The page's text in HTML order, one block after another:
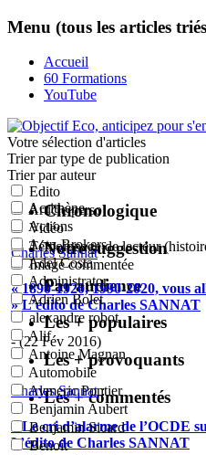
Menu (tous les articles
Accueil
60 Formations
YouTube
Votre sélection d'articles
Trier par type de publication
Edito
Article perso
Vidéo
Témoignage de lecteur
Image commentée
Trier par auteur
Acrithène
Actions
Actu-Brokers
Adel Costa
Administrator
Adrien Bolet
alexandre robot
Alif
Antoine Magnan
Automobile
Aymeric Pontier
Benjamin Aubert
Benjamin Sicard
Benoît
Chronologique
Notre suggestion
Par audience
Les + populaires
Les + provoquants
Les + commentés
Charles Sannat:
« 1890-1920, 1990-2020, vous
» L’édito de Charles SANNAT
- (22 Fév 2016)
Charles Sannat:
« Le cri d’alarme de l’OCDE
L’édito de Charles SANNAT